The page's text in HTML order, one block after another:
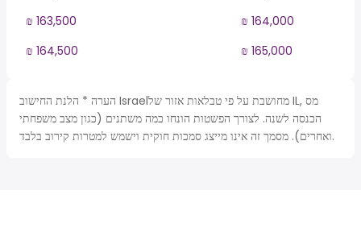
₪ 163,500
₪ 164,000
₪ 164,500
₪ 165,000
הערה * הלנת החישוב Israelמחושבת על פי טבלאות אזור של IL, מס
הכנסה לשנה. לצורך הפשטות הונחו כמה משתנים (כגון מצב משפחתי
ואחרים). מסמך זה אינו מייצג סמכות חוקית וישמש למטרות קירוב בלבד.